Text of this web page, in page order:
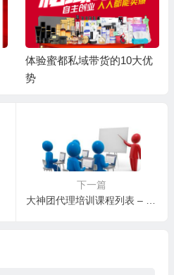
体验蜜都私域带货的10大优
势
下一篇